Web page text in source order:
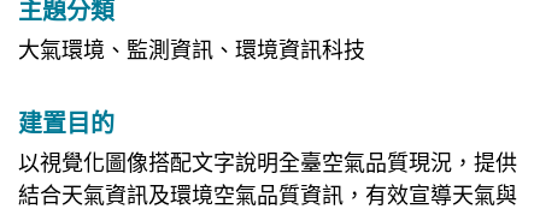
主題分類
大氣環境、監測資訊、環境資訊科技
建置目的
以視覺化圖像搭配文字說明全臺空氣品質現況，提供
結合天氣資訊及環境空氣品質資訊，有效宣導天氣與